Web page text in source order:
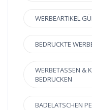
WERBEARTIKEL
BEDRUCKTE
WERBETASSEN &
BEDRUCKEN
BADELATSCHEN